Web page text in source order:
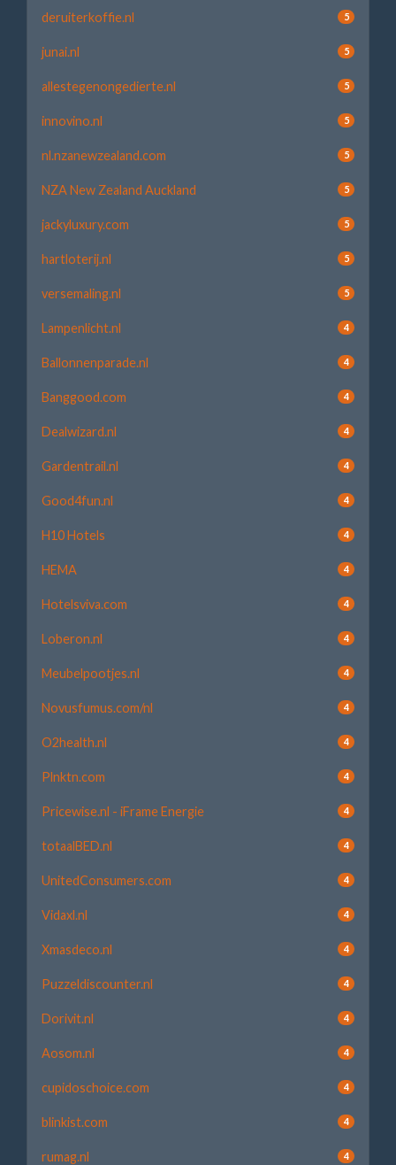
deruiterkoffie.nl 5
junai.nl 5
allestegenongedierte.nl 5
innovino.nl 5
nl.nzanewzealand.com 5
NZA New Zealand Auckland 5
jackyluxury.com 5
hartloterij.nl 5
versemaling.nl 5
Lampenlicht.nl 4
Ballonnenparade.nl 4
Banggood.com 4
Dealwizard.nl 4
Gardentrail.nl 4
Good4fun.nl 4
H10 Hotels 4
HEMA 4
Hotelsviva.com 4
Loberon.nl 4
Meubelpootjes.nl 4
Novusfumus.com/nl 4
O2health.nl 4
Plnktn.com 4
Pricewise.nl - iFrame Energie 4
totaalBED.nl 4
UnitedConsumers.com 4
Vidaxl.nl 4
Xmasdeco.nl 4
Puzzeldiscounter.nl 4
Dorivit.nl 4
Aosom.nl 4
cupidoschoice.com 4
blinkist.com 4
rumag.nl 4